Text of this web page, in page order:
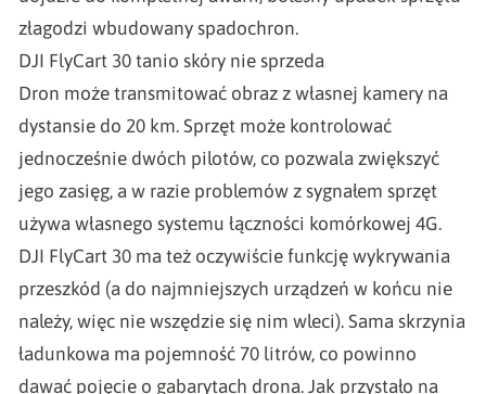
złagodzi wbudowany spadochron.
DJI FlyCart 30 tanio skóry nie sprzeda
Dron może transmitować obraz z własnej kamery na
dystansie do 20 km. Sprzęt może kontrolować
jednocześnie dwóch pilotów, co pozwala zwiększyć
jego zasięg, a w razie problemów z sygnałem sprzęt
używa własnego systemu łączności komórkowej 4G.
DJI FlyCart 30 ma też oczywiście funkcję wykrywania
przeszkód (a do najmniejszych urządzeń w końcu nie
należy, więc nie wszędzie się nim wleci). Sama skrzynia
ładunkowa ma pojemność 70 litrów, co powinno
dawać pojęcie o gabarytach drona. Jak przystało na